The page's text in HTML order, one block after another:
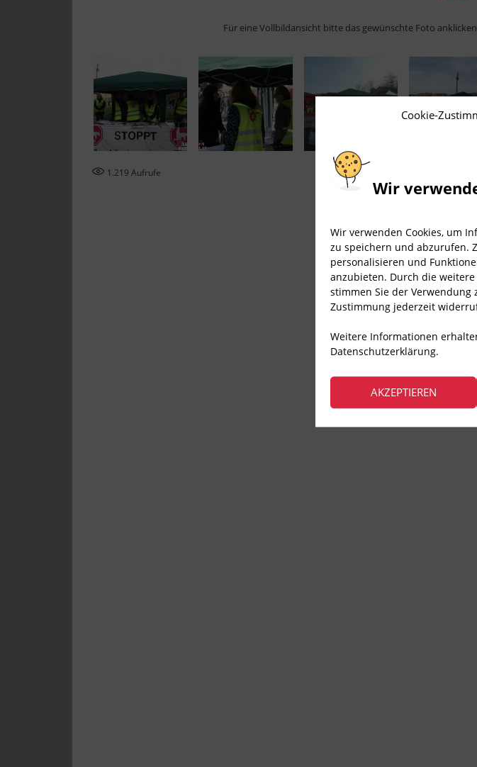
Cookie-
Wir
Wir verwenden Cookies, um
zu speichern und abzurufen.
personalisieren und
anzubieten. Durch die
stimmen Sie der Verwendung
Zustimmung jederzeit
Weitere Informationen
Datenschutzerklärung.
AKZEPTIEREN
Für eine Vollbildansicht bitte das gewünschte Foto
1.219 Aufrufe